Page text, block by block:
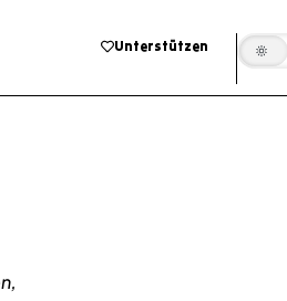
Unterstützen